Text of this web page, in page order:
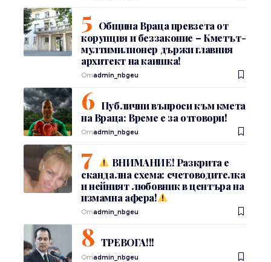
Община Враца превзета от
корупция и беззаконие – Кметът-
мултимилионер държи главния
архитект на каишка!
Отadmin_nbgeu
Публични въпроси към кмета
на Враца: Време е за отговори!
Отadmin_nbgeu
ВНИМАНИЕ! Разкрита е
скандална схема: счетоводителка
и нейният любовник в центъра на
измамна афера!
Отadmin_nbgeu
ТРЕВОГА!!!
Отadmin_nbgeu